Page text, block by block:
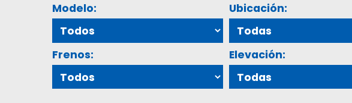
Modelo: Ubicación:
Frenos: Elevación: